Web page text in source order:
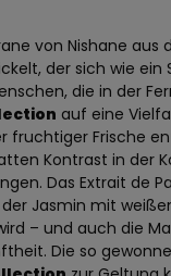
von Nishane aus
der sich wie ein
die in der
auf eine
Frische
Kontrast in der
Das Extrait de
Jasmin mit
– und auch die
Die so